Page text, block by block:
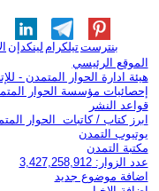
لينكدإن تيلكرامبنترست
الموقع الرئيسي
هيئة ادارة الحوار المتمدن -
إحصائيات مؤسسة الحوار
قواعد النشر
ابرز كتاب / كاتبات الحوار
يوتيوب التمدن
مكتبة التمدن
عدد الزوار: 3,427,258,912
اضافة موضوع جديد